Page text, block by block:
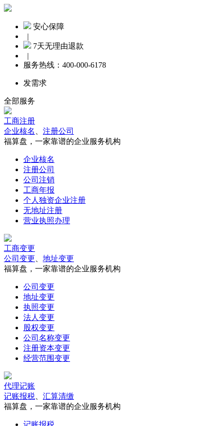
安心保障
|
7天无理由退款
|
服务热线： 400-000-6178
发需求
全部服务
工商注册
企业核名
注册公司
福算盘，一家靠谱的企业服务机构
企业核名
注册公司
公司注销
工商年报
个人独资企业注册
无地址注册
营业执照办理
工商变更
公司变更
地址变更
福算盘，一家靠谱的企业服务机构
公司变更
地址变更
执照变更
法人变更
股权变更
公司名称变更
注册资本变更
经营范围变更
代理记账
记账报税
汇算清缴
福算盘，一家靠谱的企业服务机构
记账报税